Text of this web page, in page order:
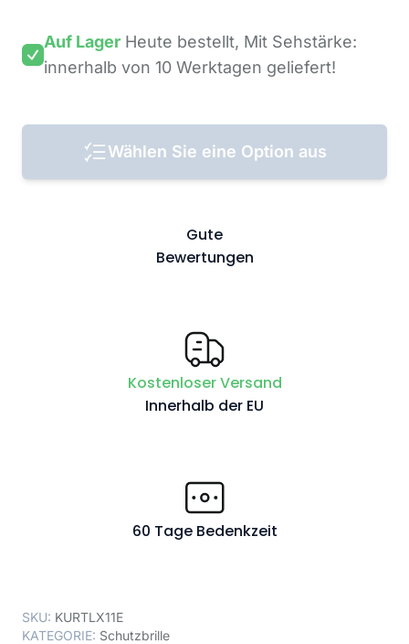
Auf Lager Heute bestellt, Mit Sehstärke:
innerhalb von 10 Werktagen geliefert!
Wählen Sie eine Option aus
Gute
Bewertungen
Kostenloser Versand
Innerhalb der EU
60 Tage Bedenkzeit
SKU: KURTLX11E
KATEGORIE: Schutzbrille